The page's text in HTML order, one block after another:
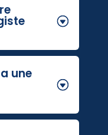
une